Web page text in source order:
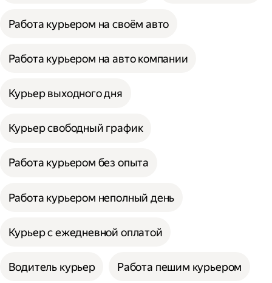
Работа курьером на своём авто
Работа курьером на авто компании
Курьер выходного дня
Курьер свободный график
Работа курьером без опыта
Работа курьером неполный день
Курьер с ежедневной оплатой
Водитель курьер Работа пешим курьером